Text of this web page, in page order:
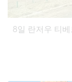
8일 란저우 티